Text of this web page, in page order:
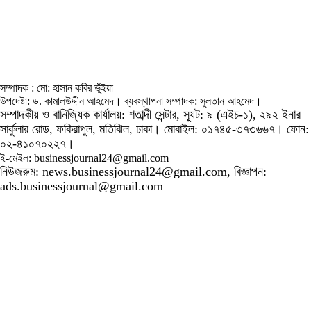
সম্পাদক : মো: হাসান কবির ভূঁইয়া
উপদেষ্টা: ড. কামালউদ্দীন আহমেদ। ব্যবস্থাপনা সম্পাদক: সুলতান আহমেদ।
সম্পাদকীয় ও বানিজ্যিক কার্যালয়: শতাব্দী সেন্টার, স্যূট: ৯ (এইচ-১), ২৯২ ইনার
সার্কুলার রোড, ফকিরাপুল, মতিঝিল, ঢাকা। মোবাইল: ০১৭৪৫-৩৭৩৬৬৭। ফোন:
০২-৪১০৭০২২৭।
ই-মেইল: businessjournal24@gmail.com
নিউজরুম: news.businessjournal24@gmail.com, বিজ্ঞাপন:
ads.businessjournal@gmail.com